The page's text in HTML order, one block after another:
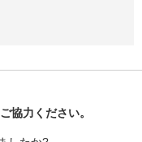
協力ください。